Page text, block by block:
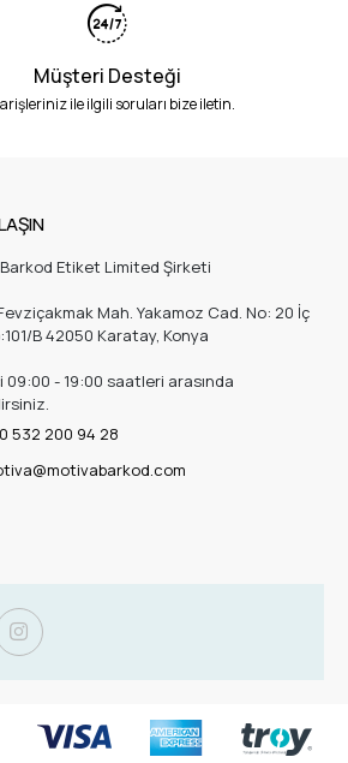
Müşteri Desteği
ile ilgili soruları bize iletin.
Etiket Limited Şirketi
Mah. Yakamoz Cad. No: 20 İç
B 42050 Karatay, Konya
09:00 - 19:00 saatleri arasında
532 200 94 28